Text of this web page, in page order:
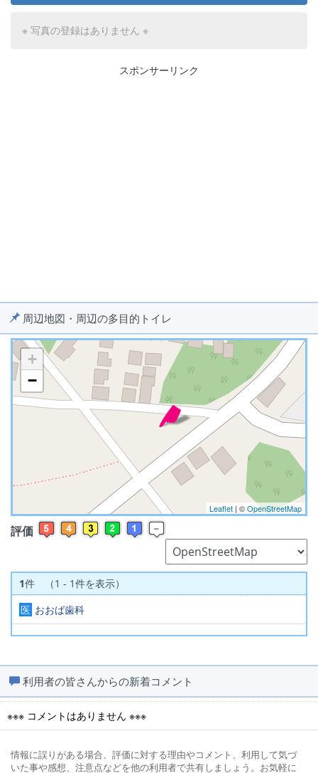
※ 写真の登録はありません ※
スポンサーリンク
周辺地図・周辺の多目的トイレ
※ マップを検索、表示中です ※
+
−
Leaflet | ©OpenStreetMap
評価
1件 （1 - 1件を表示）
医 おおば歯科
利用者の皆さんからの新着コメント
※※※ コメントはありません ※※※
情報に誤りがある場合、評価に対する理由やコメント、利用して気づ
いた事や感想、注意点などを他の利用者で共有しましょう。お気軽に